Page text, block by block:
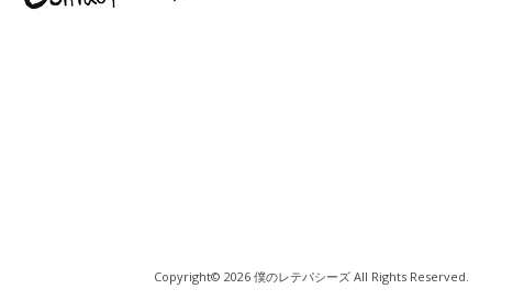
Copyright© 2026 僕のレテパシーズ All Rights Reserved.